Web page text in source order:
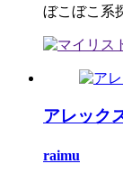
ぼこぼこ系
アレック
raimu